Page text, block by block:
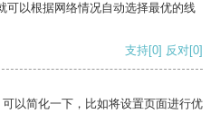
可以根据网络情况自动选择最优的线
支持[0] 反对[0]
以简化一下，比如将设置页面进行优